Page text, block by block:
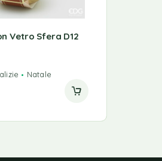
Vetro Sfera D12
Natale